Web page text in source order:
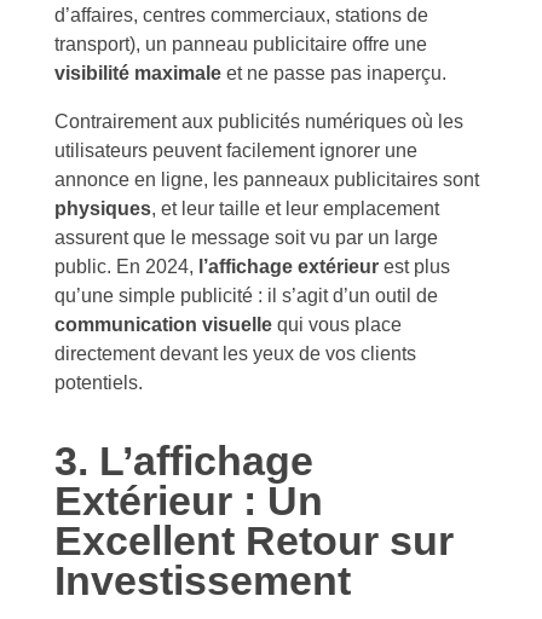
d’affaires, centres commerciaux, stations de
transport), un panneau publicitaire offre une
visibilité maximale et ne passe pas inaperçu.
Contrairement aux publicités numériques où les
utilisateurs peuvent facilement ignorer une
annonce en ligne, les panneaux publicitaires sont
physiques, et leur taille et leur emplacement
assurent que le message soit vu par un large
public. En 2024, l’affichage extérieur est plus
qu’une simple publicité : il s’agit d’un outil de
communication visuelle qui vous place
directement devant les yeux de vos clients
potentiels.
3. L’affichage
Extérieur : Un
Excellent Retour sur
Investissement